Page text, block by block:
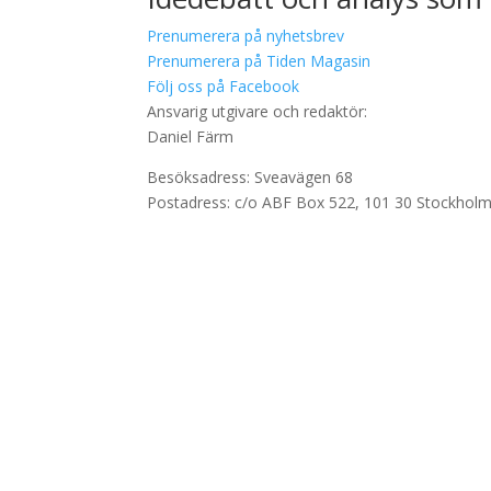
Prenumerera på nyhetsbrev
Prenumerera på Tiden Magasin
Följ oss på Facebook
Ansvarig utgivare och redaktör:
Daniel Färm
Besöksadress: Sveavägen 68
Postadress: c/o ABF Box 522, 101 30